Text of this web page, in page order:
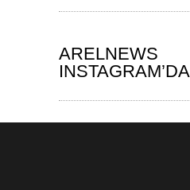
ARELNEWS
INSTAGRAM’DA